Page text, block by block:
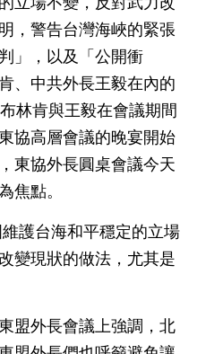
，警告台灣海峽的緊張
」，以及「公開衝
、中共外長王毅在內的
林肯與王毅在會議期間
協高層會議的晚宴開始
東協外長圓桌會議今天
焦點。
護台海和平穩定的立場
變現狀的做法，尤其是
盟外長會議上強調，北